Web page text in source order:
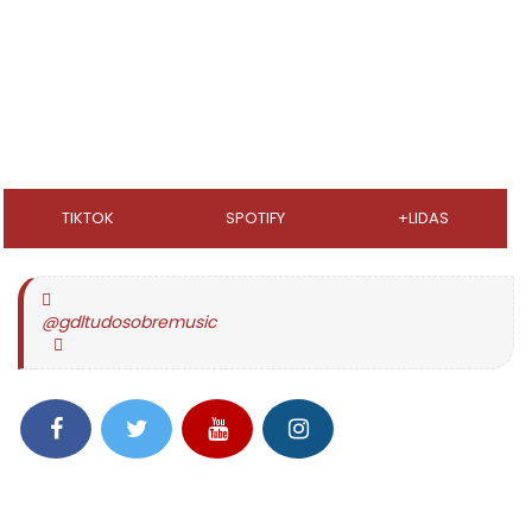
TIKTOK SPOTIFY +LIDAS
@gdltudosobremusic